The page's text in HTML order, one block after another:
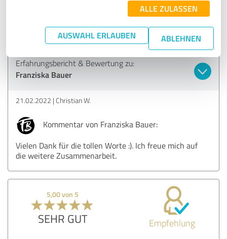
ALLE ZULASSEN
AUSWAHL ERLAUBEN ABLEHNEN
Anfragen und sind mit dem Service rundum Top zufrieden.
So stellen wir uns die Zusammenarbeit vor - herzlichen
Erfahrungsbericht & Bewertung zu:
Franziska Bauer
21.02.2022 Christian W.
Kommentar von Franziska Bauer:
Vielen Dank für die tollen Worte :). Ich freue mich auf
die weitere Zusammenarbeit.
5,00 von 5
SEHR GUT Empfehlung